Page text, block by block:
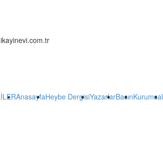
Anasayfa(current)
Heybe Dergisi(current)
YazarlarBasınKurumsal